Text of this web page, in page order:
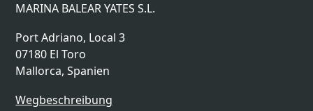
MARINA BALEAR YATES S.L.
Port Adriano, Local 3
07180 El Toro
Mallorca, Spanien
Wegbeschreibung